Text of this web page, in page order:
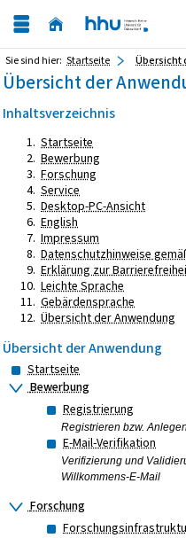
Sie sind hier: Startseite Übersicht
Übersicht der
Inhaltsverzeichnis
Startseite
Bewerbung
Forschung
Service
Desktop-PC-Ansicht
English
Impressum
Datenschutzhinweise
Erklärung zur
Leichte Sprache
Gebärdensprache
Übersicht der Anwendung
Übersicht der Anwendung
Startseite
Bewerbung
Registrierung
Registrieren bzw.
E-Mail-Verifikation
Verifizierung und
Willkommens-E-Mail
Forschung